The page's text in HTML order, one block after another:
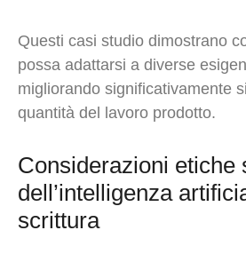
Questi casi studio dimostrano
possa adattarsi a diverse
migliorando significativamente
quantità del lavoro prodotto.
Considerazioni etiche
dell’intelligenza
scrittura